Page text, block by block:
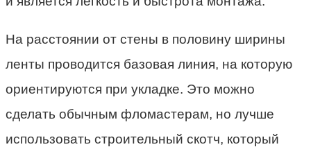
На расстоянии от стены в половину ширины
ленты проводится базовая линия, на которую
ориентируются при укладке. Это можно
сделать обычным фломастерам, но лучше
использовать строительный скотч, который